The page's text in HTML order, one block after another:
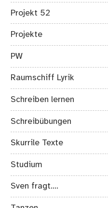
Projekt 52
Projekte
PW
Raumschiff Lyrik
Schreiben lernen
Schreibübungen
Skurrile Texte
Studium
Sven fragt….